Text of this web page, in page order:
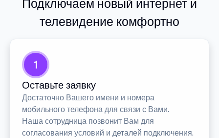
Подключаем новый интернет и
телевидение комфортно
1
Оставьте заявку
Достаточно Вашего имени и номера
мобильного телефона для связи с Вами.
Наша сотрудница позвонит Вам для
согласования условий и деталей подключения.